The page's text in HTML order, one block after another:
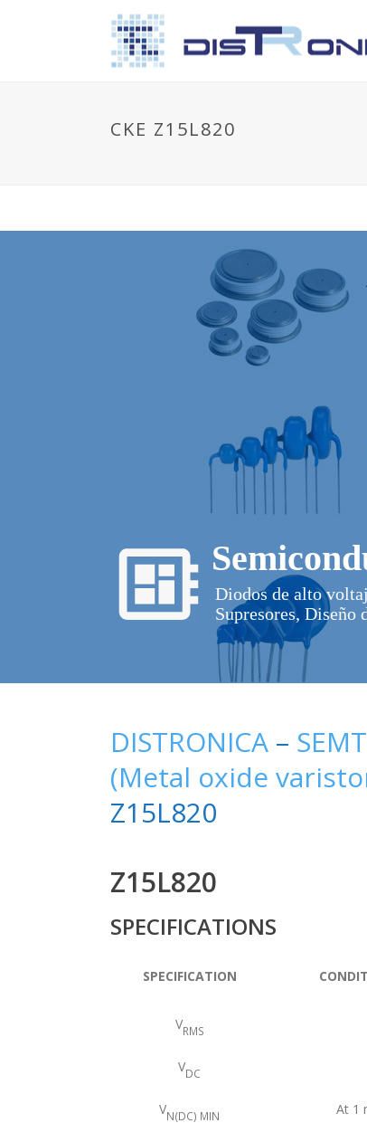
CKE Z15L820
Diodos de alto
Supresores, Diseño
DISTRONICA –
(Metal oxide
Z15L820
Z15L820
SPECIFICATIONS
SPECIFICATION
VRMS
VDC
VN(DC) MIN At 1